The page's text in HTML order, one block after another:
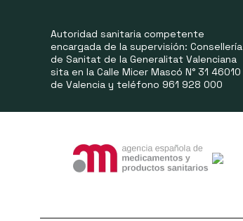
Autoridad sanitaria competente
encargada de la supervisión: Consellería
de Sanitat de la Generalitat Valenciana
sita en la Calle Micer Mascó N° 31 46010
de Valencia y teléfono 961 928 000